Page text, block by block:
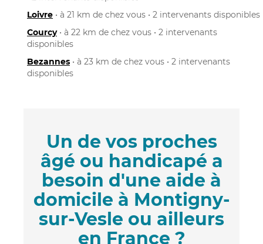
Loivre • à 21 km de chez vous • 2 intervenants disponibles
Courcy• à 22 km de chez vous • 2 intervenants
disponibles
Bezannes • à 23 km de chez vous • 2 intervenants
disponibles
Un de vos proches
âgé ou handicapé a
besoin d'une aide à
domicile à Montigny-
sur-Vesle ou ailleurs
en France ?